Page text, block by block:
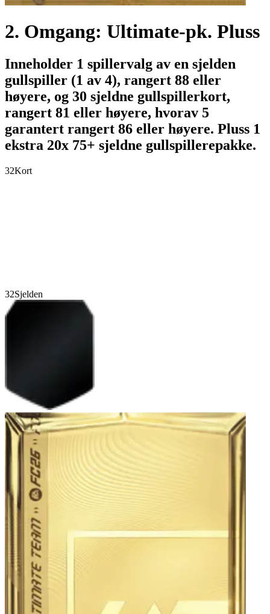
2. Omgang: Ultimate-pk. Pluss
Inneholder 1 spillervalg av en sjelden
gullspiller (1 av 4), rangert 88 eller
høyere, og 30 sjeldne gullspillerkort,
rangert 81 eller høyere, hvorav 5
garantert rangert 86 eller høyere. Pluss 1
ekstra 20x 75+ sjeldne gullspillerepakke.
32Kort
32Sjelden